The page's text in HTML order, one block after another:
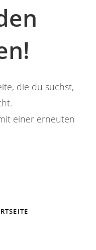
die du suchst,
einer erneuten